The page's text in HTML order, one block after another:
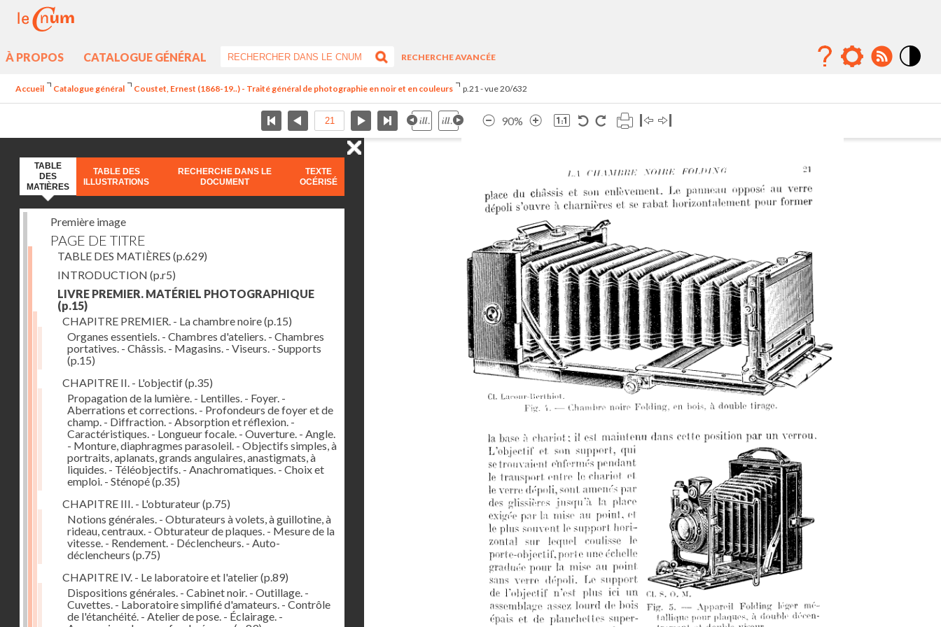
À PROPOS CATALOGUE GÉNÉRAL
RECHERCHE AVANCÉE
Accueil Catalogue général Coustet, Ernest (1868-19..) - Traité général de photographie en noir et en couleurs p.21 - vue 20/632
90%
TABLE
DES
MATIÈRES
TABLE DES
ILLUSTRATIONS
RECHERCHE DANS LE
DOCUMENT
TEXTE
OCÉRISÉ
Première image
PAGE DE TITRE
TABLE DES MATIÈRES (p.629)
INTRODUCTION (p.r5)
LIVRE PREMIER. MATÉRIEL PHOTOGRAPHIQUE
(p.15)
CHAPITRE PREMIER. - La chambre noire(p.15)
Organes essentiels. - Chambres d'ateliers. - Chambres
portatives. - Châssis. - Magasins. - Viseurs. - Supports
(p.15)
CHAPITRE II. - L'objectif(p.35)
Propagation de la lumière. - Lentilles. - Foyer. -
Aberrations et corrections. - Profondeurs de foyer et de
champ. - Diffraction. - Absorption et réflexion. -
Caractéristiques. - Longueur focale. - Ouverture. - Angle.
- Monture, diaphragmes parasoleil. - Objectifs simples, à
portraits, aplanats, grands angulaires, anastigmats, à
liquides. - Téléobjectifs. - Anachromatiques. - Choix et
emploi. - Sténopé(p.35)
CHAPITRE III. - L'obturateur(p.75)
Notions générales. - Obturateurs à volets, à guillotine, à
rideau, centraux. - Obturateur de plaques. - Mesure de la
vitesse. - Rendement. - Déclencheurs. - Auto-
déclencheurs (p.75)
CHAPITRE IV. - Le laboratoire et l'atelier(p.89)
Dispositions générales. - Cabinet noir. - Outillage. -
Cuvettes. - Laboratoire simplifié d'amateurs. - Contrôle
de l'étanchéité. - Atelier de pose. - Éclairage. -